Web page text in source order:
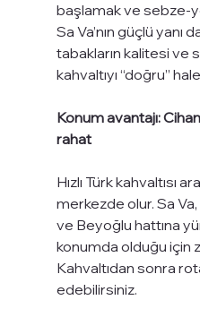
başlamak ve sebze-
Sa Va’nın güçlü yanı
tabakların kalitesi ve
kahvaltıyı “doğru”
Konum avantajı:
rahat
Hızlı Türk kahvaltısı
merkezde olur. Sa
ve Beyoğlu hattına
konumda olduğu için
Kahvaltıdan sonra
edebilirsiniz.